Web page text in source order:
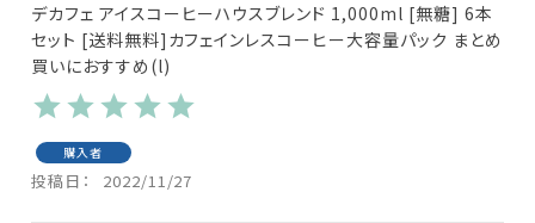
デカフェ アイスコーヒーハウスブレンド 1,000ml [無糖] 6本
セット [送料無料]カフェインレスコーヒー大容量パック まとめ
買いにおすすめ(l)
購入者
投稿日 2022/11/27